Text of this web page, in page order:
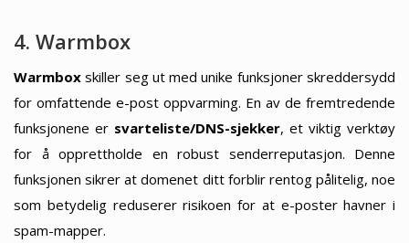
4. Warmbox
Warmbox skiller seg ut med unike funksjoner skreddersydd
for omfattende e-post oppvarming. En av de fremtredende
funksjonene er svarteliste/DNS-sjekker, et viktig verktøy
for å opprettholde en robust senderreputasjon. Denne
funksjonen sikrer at domenet ditt forblir rentog pålitelig, noe
som betydelig reduserer risikoen for at e-poster havner i
spam-mapper.